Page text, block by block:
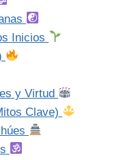
Inicios
y Virtud
Clave)